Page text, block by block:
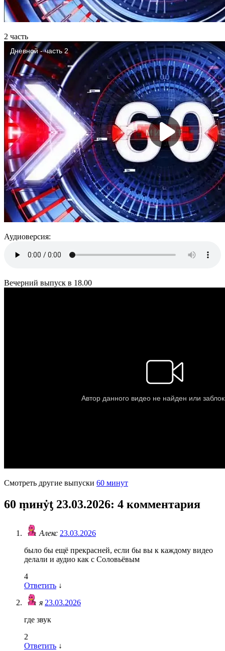
2 часть
Аудиоверсия:
Вечерний выпуск в 18.00
Смотреть другие выпуски 60 минут
60 ṃинẏƫ 23.03.2026: 4 комментария
Алекс 23.03.2026
было бы ещё прекрасней, если бы вы к каждому видео
делали и аудио как с Соловьёвым
4
Ответить ↓
я 23.03.2026
где звук
2
Ответить ↓